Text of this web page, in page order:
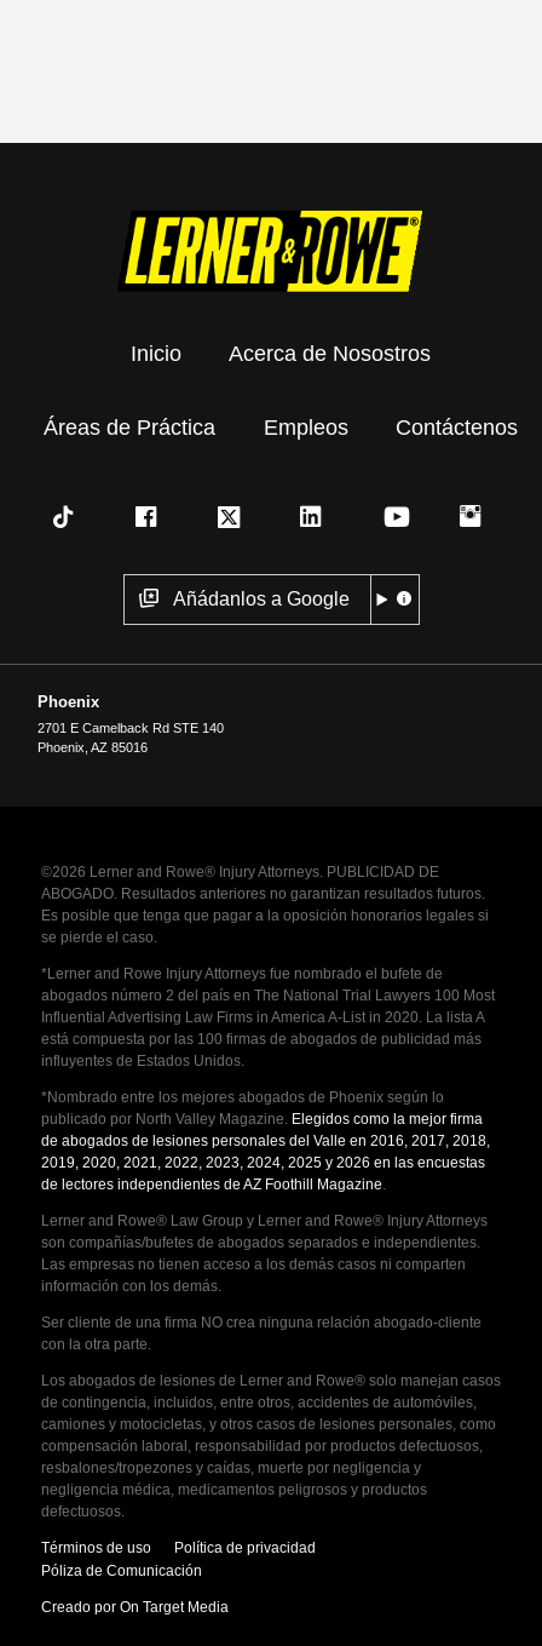
Inicio Acerca de Nosostros
Áreas de Práctica Empleos Contáctenos
Añádanlos a Google
Phoenix
2701 E Camelback Rd STE 140
Phoenix ,AZ 85016
©2026 Lerner and Rowe® Injury Attorneys. PUBLICIDAD DE
ABOGADO. Resultados anteriores no garantizan resultados futuros.
Es posible que tenga que pagar a la oposición honorarios legales si
se pierde el caso.
*Lerner and Rowe Injury Attorneys fue nombrado el bufete de
abogados número 2 del país en The National Trial Lawyers 100 Most
Influential Advertising Law Firms in America A-List in 2020. La lista A
está compuesta por las 100 firmas de abogados de publicidad más
influyentes de Estados Unidos.
*Nombrado entre los mejores abogados de Phoenix según lo
publicado por North Valley Magazine. Elegidos como la mejor firma
de abogados de lesiones personales del Valle en 2016, 2017, 2018,
2019, 2020, 2021, 2022, 2023, 2024, 2025 y 2026 en las encuestas
de lectores independientes de AZ Foothill Magazine
Lerner and Rowe® Law Group y Lerner and Rowe® Injury Attorneys
son compañías/bufetes de abogados separados e independientes.
Las empresas no tienen acceso a los demás casos ni comparten
información con los demás.
Ser cliente de una firma NO crea ninguna relación abogado-cliente
con la otra parte.
Los abogados de lesiones de Lerner and Rowe® solo manejan casos
de contingencia, incluidos, entre otros, accidentes de automóviles,
camiones y motocicletas, y otros casos de lesiones personales, como
compensación laboral, responsabilidad por productos defectuosos,
resbalones/tropezones y caídas, muerte por negligencia y
negligencia médica, medicamentos peligrosos y productos
defectuosos.
Términos de uso
Política de privacidad
Póliza de Comunicación
Creado por On Target Media